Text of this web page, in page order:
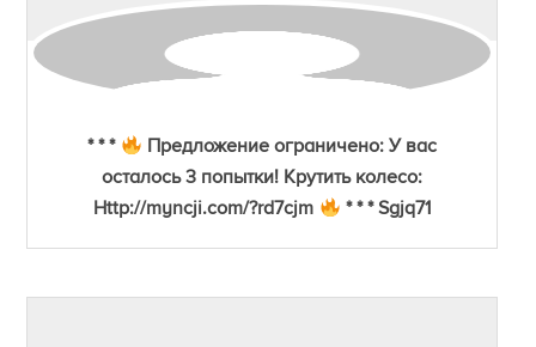
* * *
Предложение ограничено: У вас
осталось 3 попытки! Крутить колесо:
Http://myncji.com/?rd7cjm
* * * Sgjq71